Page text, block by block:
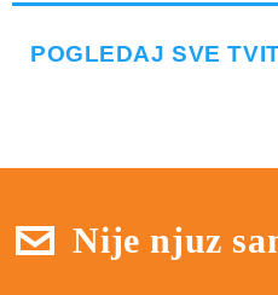
POGLEDAJ SVE
Nije njuz